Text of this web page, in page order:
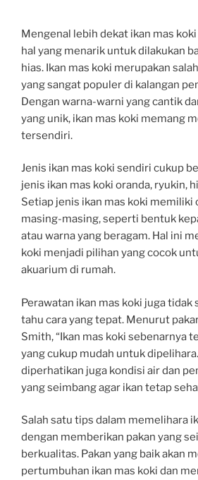
Mengenal lebih dekat ikan mas
hal yang menarik untuk dilakukan
hias. Ikan mas koki merupakan
yang sangat populer di kalangan
Dengan warna-warni yang cantik
yang unik, ikan mas koki memang
tersendiri.
Jenis ikan mas koki sendiri cukup
jenis ikan mas koki oranda, ryukin,
Setiap jenis ikan mas koki memiliki
masing-masing, seperti bentuk
atau warna yang beragam. Hal ini
koki menjadi pilihan yang cocok
akuarium di rumah.
Perawatan ikan mas koki juga tidak
tahu cara yang tepat. Menurut
Smith, “Ikan mas koki sebenarnya
yang cukup mudah untuk
diperhatikan juga kondisi air dan
yang seimbang agar ikan tetap
Salah satu tips dalam memelihara
dengan memberikan pakan yang
berkualitas. Pakan yang baik akan
pertumbuhan ikan mas koki dan